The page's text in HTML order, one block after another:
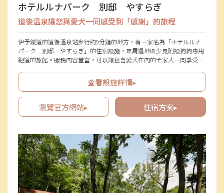
ホテルルナパーク 別邸 やすらぎ
道後溫泉讓您與愛犬一同感受到「感謝」的旅程
伊予鐵道的道後溫泉站步行約9分鐘的地方，有一家名為「ホテルルナ
パーク 別邸 やすらぎ」的住宿設施，是周邊地區少見附設狗狗專用
跑道的旅館。服務內容豐富，可以讓包含愛犬在內的全家人一同享受，
“寵物專用旅館”，其周到的款待非常受歡迎。此外，旅館所在地區也
很受歡迎，步行約6分鐘即可到達溫泉設施「道後溫泉本館」。建議您
帶著愛犬散步前往「松山城」，或搭乘人力車遊覽。
查看設施詳情▸
瀏覽官方網站▸ 住宿方案▸